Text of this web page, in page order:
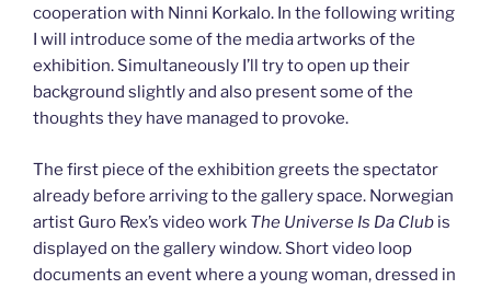
cooperation with Ninni Korkalo. In the following writing
I will introduce some of the media artworks of the
exhibition. Simultaneously I’ll try to open up their
background slightly and also present some of the
thoughts they have managed to provoke.
The first piece of the exhibition greets the spectator
already before arriving to the gallery space. Norwegian
artist Guro Rex’s video work The Universe Is Da Club is
displayed on the gallery window. Short video loop
documents an event where a young woman, dressed in